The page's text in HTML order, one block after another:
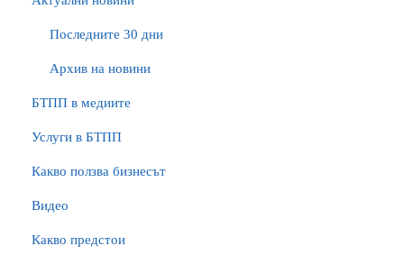
Последните 30 дни
Архив на новини
БTПП в медиите
Услуги в БТПП
Какво ползва бизнесът
Видео
Какво предстои